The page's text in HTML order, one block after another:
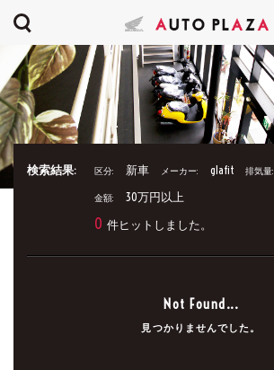
検索結果: 区分: 新車 メーカー: glafit 排気量:
金額: 30万円以上
0 件ヒットしました。
Not Found...
見つかりませんでした。